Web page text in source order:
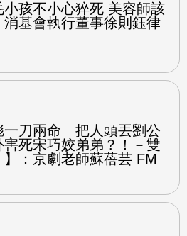
小孩不小心猝死 美容師該
消基會執行董事徐則鈺律
一刀兩命 把人頭丟劉公
死宋巧姣弟弟？！－雙
：京劇老師蘇蓓芸 FM